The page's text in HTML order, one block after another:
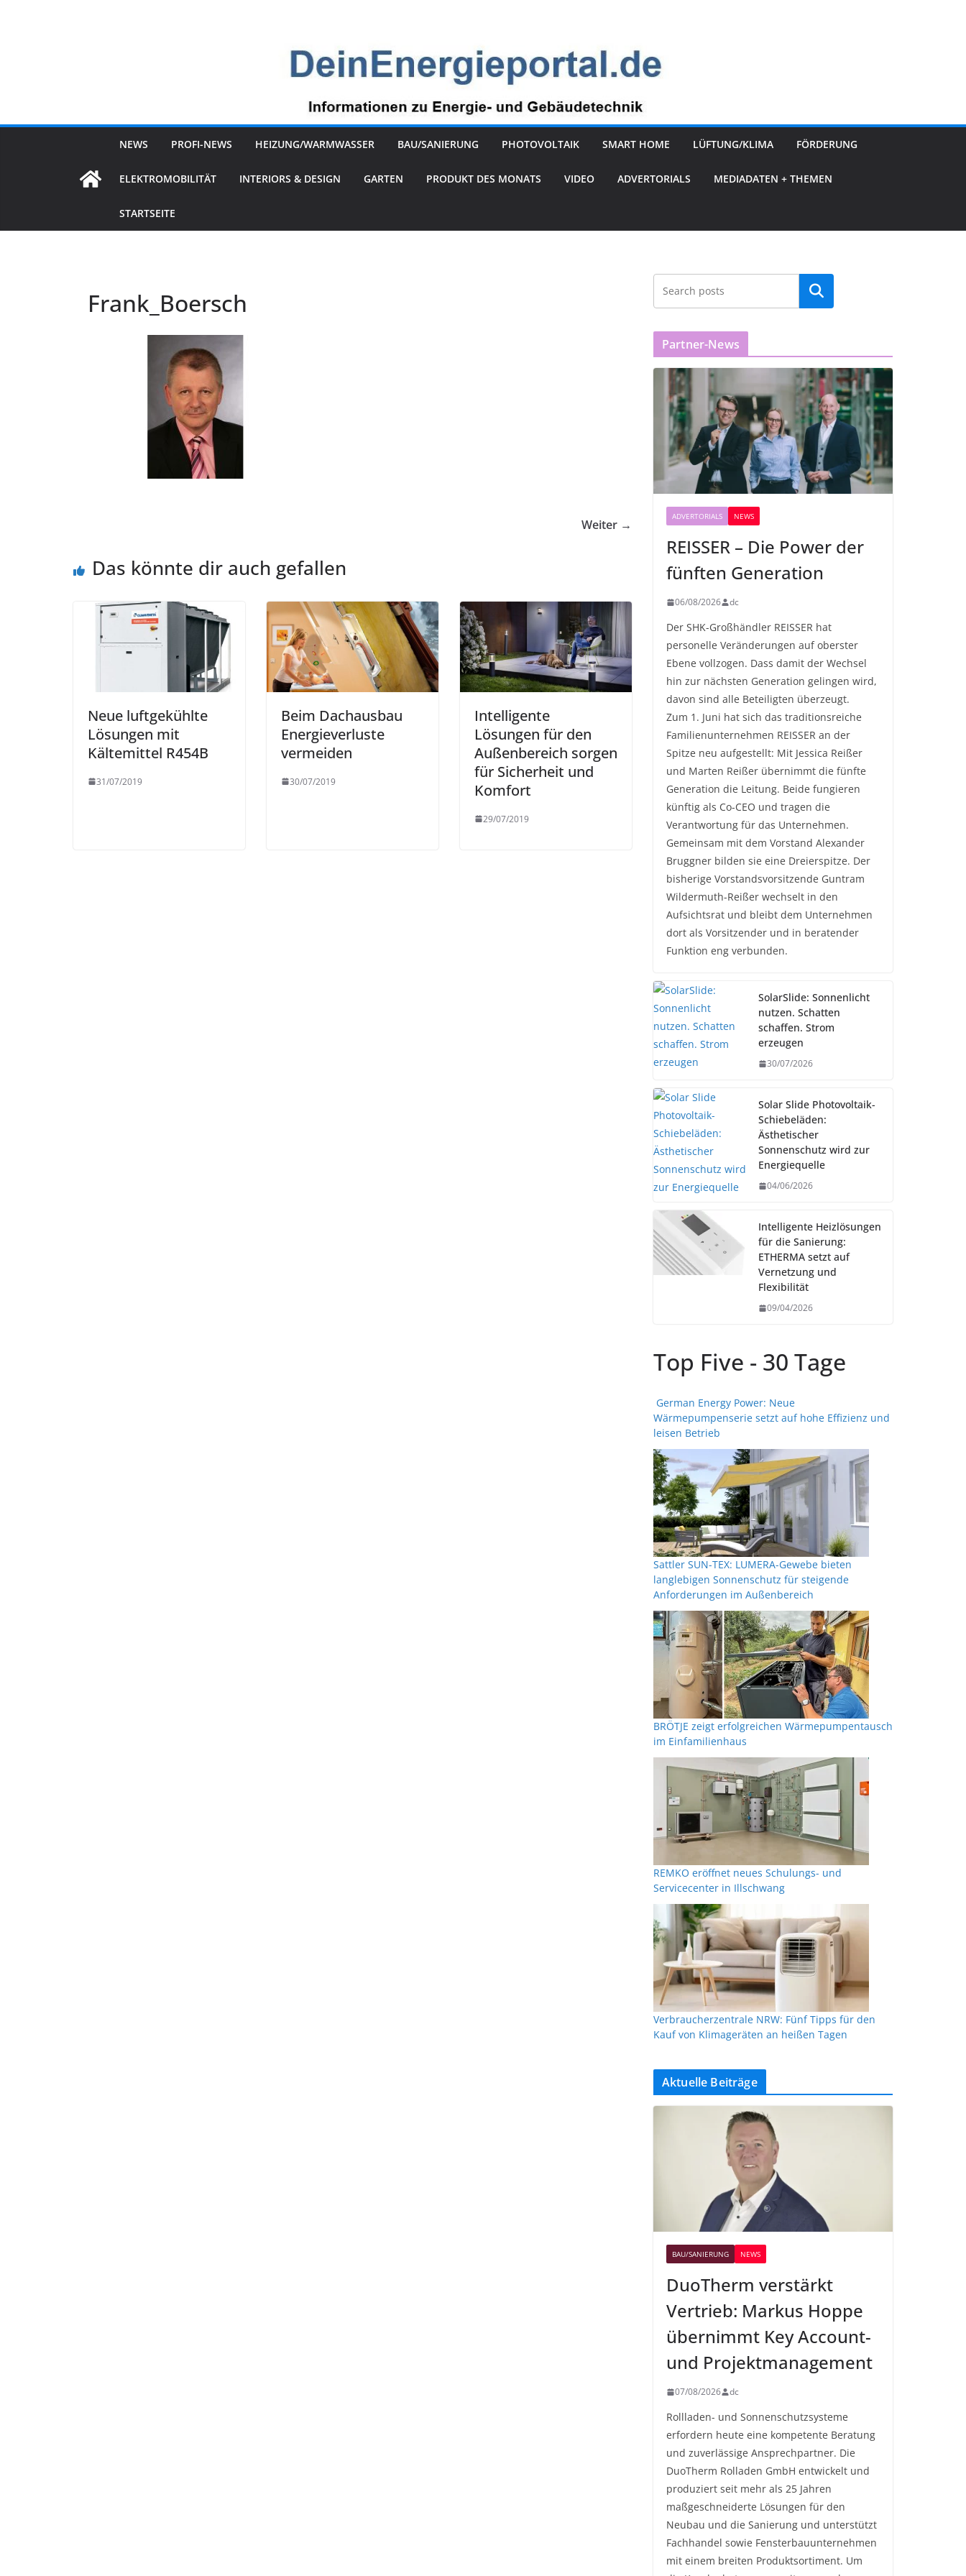
NEWS PROFI-NEWS HEIZUNG/WARMWASSER BAU/SANIERUNG PHOTOVOLTAIK SMART HOME LÜFTUNG/KLIMA FÖRDERUNG
ELEKTROMOBILITÄT INTERIORS & DESIGN GARTEN PRODUKT DES MONATS VIDEO ADVERTORIALS MEDIADATEN + THEMEN
STARTSEITE
Frank_Boersch
Weiter →
Das könnte dir auch gefallen
Neue luftgekühlte
Lösungen mit
Kältemittel R454B
31/07/2019
Beim Dachausbau
Energieverluste
vermeiden
30/07/2019
Intelligente
Lösungen für den
Außenbereich sorgen
für Sicherheit und
Komfort
29/07/2019
Partner-News
ADVERTORIALS NEWS
REISSER – Die Power der
fünften Generation
06/08/2026 dc
Der SHK-Großhändler REISSER hat
personelle Veränderungen auf oberster
Ebene vollzogen. Dass damit der Wechsel
hin zur nächsten Generation gelingen wird,
davon sind alle Beteiligten überzeugt.
Zum 1. Juni hat sich das traditionsreiche
Familienunternehmen REISSER an der
Spitze neu aufgestellt: Mit Jessica Reißer
und Marten Reißer übernimmt die fünfte
Generation die Leitung. Beide fungieren
künftig als Co-CEO und tragen die
Verantwortung für das Unternehmen.
Gemeinsam mit dem Vorstand Alexander
Bruggner bilden sie eine Dreierspitze. Der
bisherige Vorstandsvorsitzende Guntram
Wildermuth-Reißer wechselt in den
Aufsichtsrat und bleibt dem Unternehmen
dort als Vorsitzender und in beratender
Funktion eng verbunden.
SolarSlide: Sonnenlicht
nutzen. Schatten
schaffen. Strom
erzeugen
30/07/2026
Solar Slide Photovoltaik-
Schiebeläden:
Ästhetischer
Sonnenschutz wird zur
Energiequelle
04/06/2026
Intelligente Heizlösungen
für die Sanierung:
ETHERMA setzt auf
Vernetzung und
Flexibilität
09/04/2026
Top Five - 30 Tage
German Energy Power: Neue
Wärmepumpenserie setzt auf hohe Effizienz und
leisen Betrieb
Sattler SUN-TEX: LUMERA-Gewebe bieten
langlebigen Sonnenschutz für steigende
Anforderungen im Außenbereich
BRÖTJE zeigt erfolgreichen Wärmepumpentausch
im Einfamilienhaus
REMKO eröffnet neues Schulungs- und
Servicecenter in Illschwang
Verbraucherzentrale NRW: Fünf Tipps für den
Kauf von Klimageräten an heißen Tagen
Aktuelle Beiträge
BAU/SANIERUNG NEWS
DuoTherm verstärkt
Vertrieb: Markus Hoppe
übernimmt Key Account-
und Projektmanagement
07/08/2026 dc
Rollladen- und Sonnenschutzsysteme
erfordern heute eine kompetente Beratung
und zuverlässige Ansprechpartner. Die
DuoTherm Rolladen GmbH entwickelt und
produziert seit mehr als 25 Jahren
maßgeschneiderte Lösungen für den
Neubau und die Sanierung und unterstützt
Fachhandel sowie Fensterbauunternehmen
mit einem breiten Produktsortiment. Um